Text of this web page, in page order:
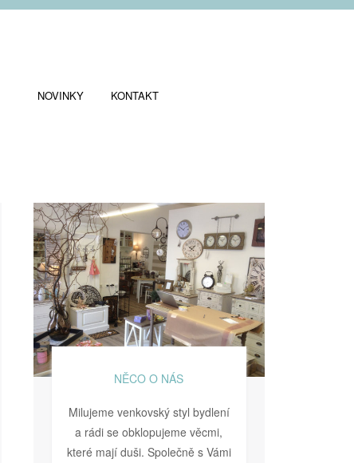
NOVINKY KONTAKT
NĚCO O NÁS
Milujeme venkovský styl bydlení
a rádi se obklopujeme věcmi,
které mají duši. Společně s Vámi